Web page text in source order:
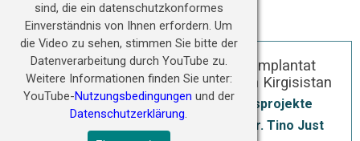
sind, die ein datenschutzkonformes
Einverständnis von Ihnen erfordern. Um
die Video zu sehen, stimmen Sie bitte der
Datenverarbeitung durch YouTube zu.
Weitere Informationen finden Sie unter:
YouTube-Nutzungsbedingungen und der
Datenschutzerklärung.
Cochlea Implantat
Projekt in Kirgisistan
GIZ Hilfsprojekte
Prof. Dr. Tino Just